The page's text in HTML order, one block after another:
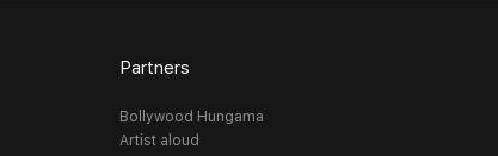
Partners
Bollywood Hungama
Artist aloud